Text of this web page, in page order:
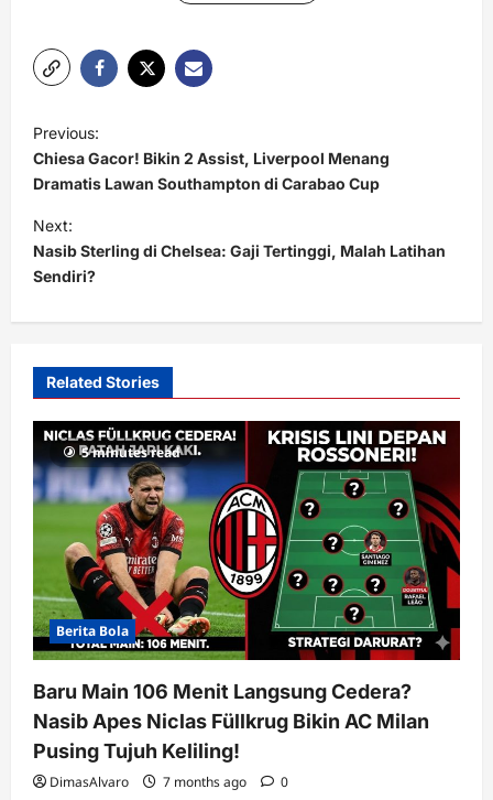
P
o
s
t
n
a
v
g
a
t
i
o
Previous:
Chiesa Gacor! Bikin 2 Assist, Liverpool Menang
Dramatis Lawan Southampton di Carabao Cup
Next:
Nasib Sterling di Chelsea: Gaji Tertinggi, Malah Latihan
Sendiri?
Related Stories
5 minutes read
Berita Bola
Baru Main 106 Menit Langsung Cedera?
Nasib Apes Niclas Füllkrug Bikin AC Milan
Pusing Tujuh Keliling!
DimasAlvaro 7 months ago 0